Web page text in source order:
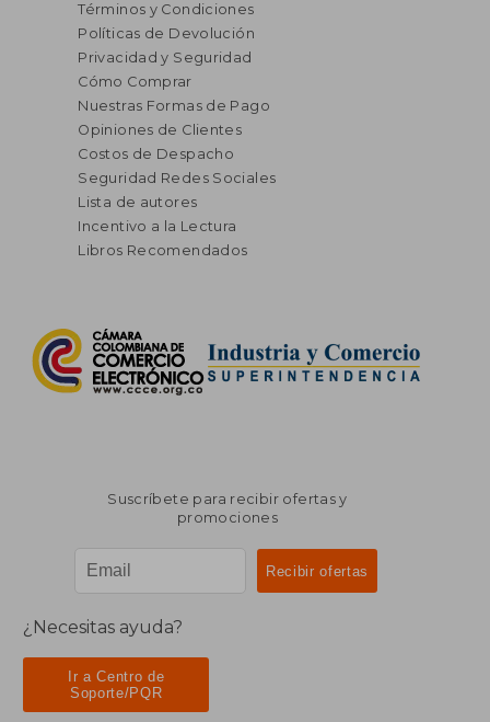
Términos y Condiciones
Políticas de Devolución
Privacidad y Seguridad
Cómo Comprar
Nuestras Formas de Pago
Opiniones de Clientes
Costos de Despacho
Seguridad Redes Sociales
Lista de autores
Incentivo a la Lectura
Libros Recomendados
Suscríbete para recibir ofertas y
promociones
¿Necesitas ayuda?
Ir a Centro de
Soporte/PQR